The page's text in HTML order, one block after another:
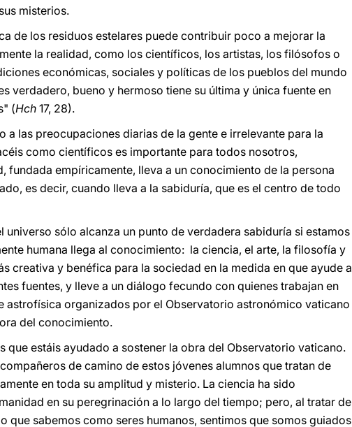
misterios.
de los residuos estelares puede contribuir poco a mejorar la
la realidad, como los científicos, los artistas, los filósofos o
económicas, sociales y políticas de los pueblos del mundo
verdadero, bueno y hermoso tiene su última y única fuente en
(Hch 17, 28).
las preocupaciones diarias de la gente e irrelevante para la
como científicos es importante para todos nosotros,
fundada empíricamente, lleva a un conocimiento de la persona
es decir, cuando lleva a la sabiduría, que es el centro de todo
sólo alcanza un punto de verdadera sabiduría si estamos
humana llega al conocimiento: la ciencia, el arte, la filosofía y
creativa y benéfica para la sociedad en la medida en que ayude a
fuentes, y lleve a un diálogo fecundo con quienes trabajan en
astrofísica organizados por el Observatorio astronómico vaticano
del conocimiento.
que estáis ayudado a sostener la obra del Observatorio vaticano.
de camino de estos jóvenes alumnos que tratan de
en toda su amplitud y misterio. La ciencia ha sido
en su peregrinación a lo largo del tiempo; pero, al tratar de
sabemos como seres humanos, sentimos que somos guiados